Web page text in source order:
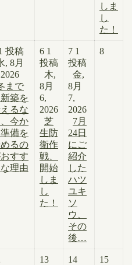
しま
し
た！
投稿
, 8月
まで
築を
るな
今か
備を
るの
すす
理由
6 1
投稿
木,
8月
6,
2026
芝
生防
衛作
戦、
開始
しま
し
た！
7 1
投稿
金,
8月
7,
2026
7月
24日
にご
紹介
した
ハツ
ユキ
ソ
ウ、
その
後…
8
13 14 15